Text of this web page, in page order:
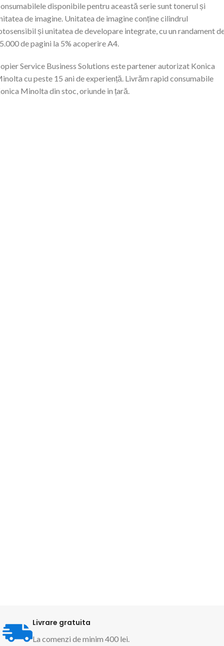
disponibile pentru această serie sunt tonerul și
de imagine. Unitatea de imagine conține cilindrul
și unitatea de developare integrate, cu un randament
de pagini la 5% acoperire A4.
Service Business Solutions este partener autorizat Konica
cu peste 15 ani de experiență. Livrăm rapid consumabile
Minolta din stoc, oriunde in țară.
Livrare gratuita
La comenzi de minim 400 lei.